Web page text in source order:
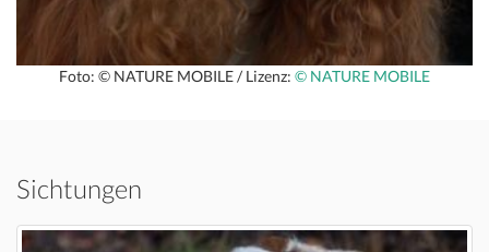
Foto: © NATURE MOBILE / Lizenz: © NATURE MOBILE
Sichtungen